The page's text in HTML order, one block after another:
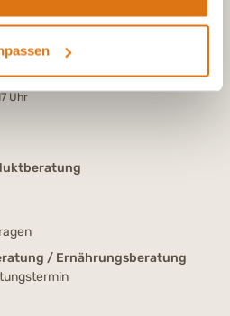
Uhr
/ Ernährungsberatung